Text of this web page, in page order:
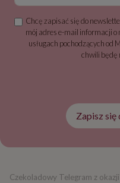
Chcę zapisać się do
mój adres e-mail informacji
usługach pochodzących od
chwili będę
Zapisz się
Czekoladowy Telegram z